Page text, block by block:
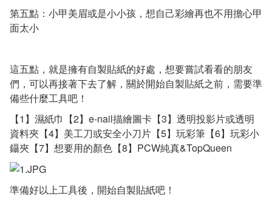
第五點：小甲美眉或是小小孩，想自己彩繪再也不用擔心甲
面太小
這五點，就是擁有自製貼紙的好處，想要嘗試看看的朋友
們，可以再接著下去了解，關於開始自製貼紙之前，需要準
備些什麼工具吧！
【1】濕紙巾【2】e-nail描繪圖卡【3】透明投影片或透明
資料夾【4】美工刀或安全小刀片【5】玩彩筆【6】玩彩小
鑷夾【7】想要用的顏色【8】PCW純真&TopQueen
準備好以上工具後，開始自製貼紙吧！